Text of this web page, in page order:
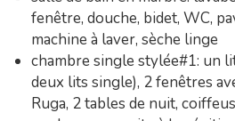
fenêtre, douche, bidet, WC,
machine à laver, sèche linge
chambre single stylée#1: un
deux lits single), 2 fenêtres
Ruga, 2 tables de nuit,